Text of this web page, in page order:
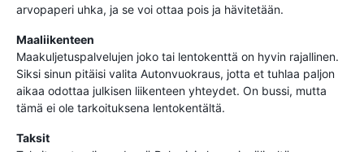
arvopaperi uhka, ja se voi ottaa pois ja hävitetään.
Maaliikenteen
Maakuljetuspalvelujen joko tai lentokenttä on hyvin rajallinen.
Siksi sinun pitäisi valita Autonvuokraus, jotta et tuhlaa paljon
aikaa odottaa julkisen liikenteen yhteydet. On bussi, mutta
tämä ei ole tarkoituksena lentokentältä.
Taksit